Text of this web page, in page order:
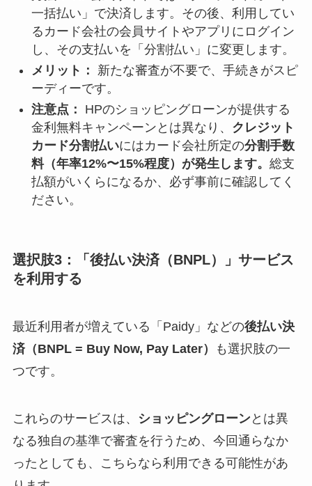
一括払い」で決済します。その後、利用してい
るカード会社の会員サイトやアプリにログイン
し、その支払いを「分割払い」に変更します。
メリット：
新たな審査が不要で、手続きがスピ
ーディーです。
注意点：
HPのショッピングローンが提供する
金利無料キャンペーンとは異なり、 クレジット
カード分割払いにはカード会社所定の分割手数
料（年率12%〜15%程度）が発生します。 総支
払額がいくらになるか、必ず事前に確認してく
ださい。
選択肢3：「後払い決済（BNPL）」サービス
を利用する
最近利用者が増えている「Paidy」などの後払い決
済（BNPL = Buy Now, Pay Later）
も選択肢の一
つです。
これらのサービスは、 ショッピングローンとは異
なる独自の基準で審査を行うため、今回通らなか
ったとしても、こちらなら利用できる可能性があ